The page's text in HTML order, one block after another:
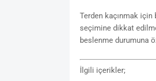
Terden kaçınmak
seçimine dikkat
beslenme durumuna
İlgili içerikler;